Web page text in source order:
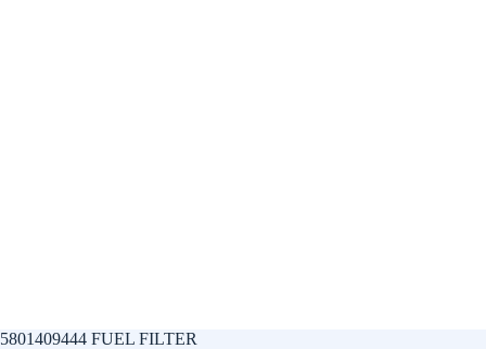
5801409444 FUEL FILTER